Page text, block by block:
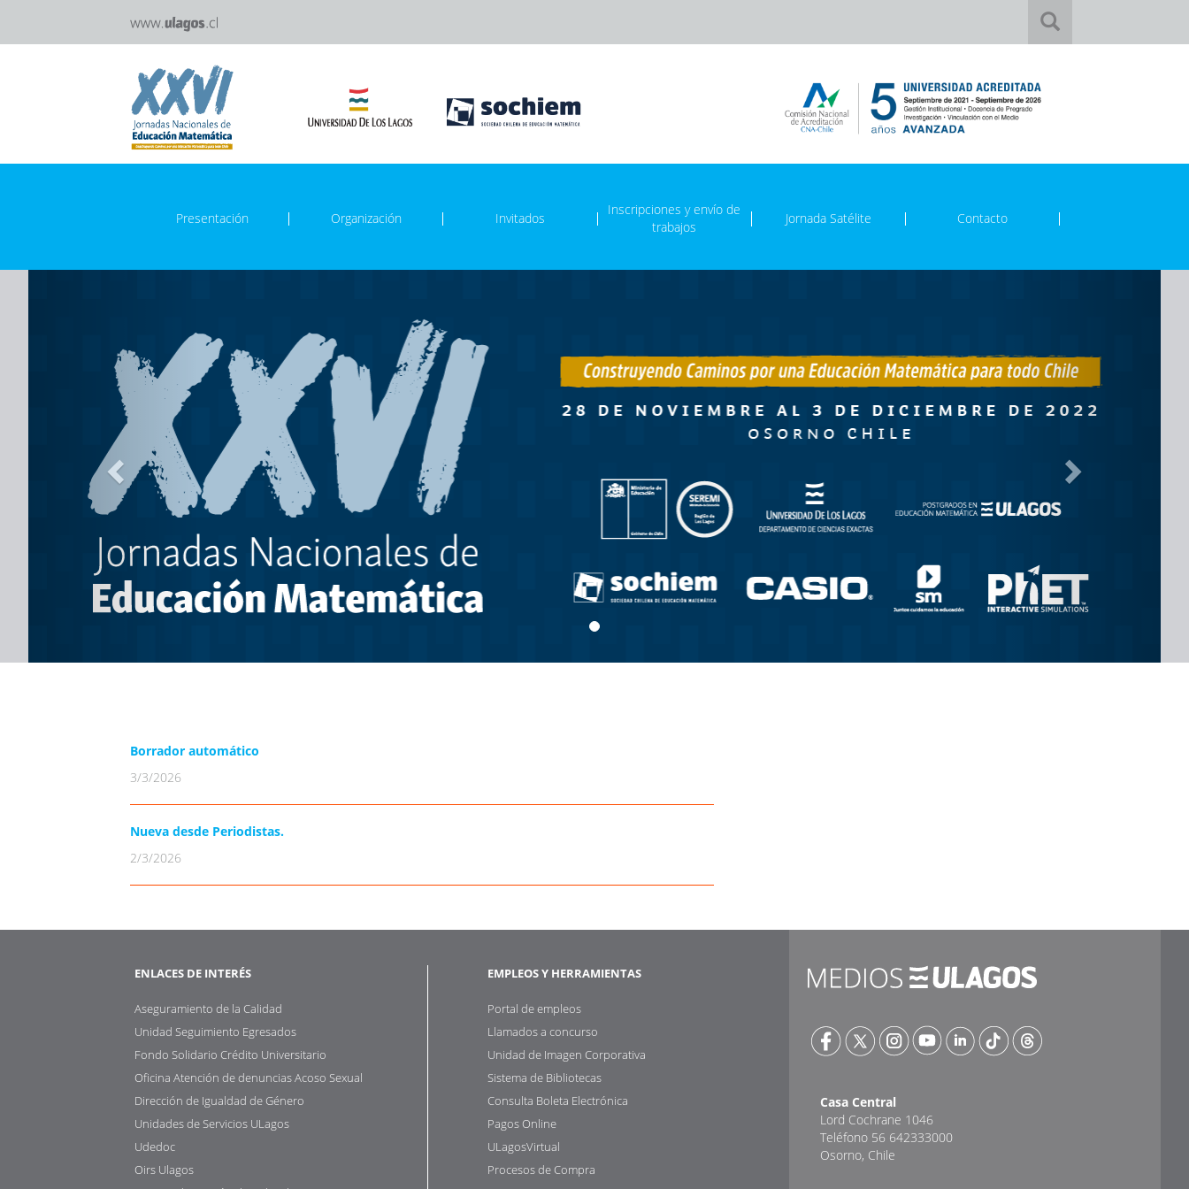
Presentación Organización Invitados
Inscripciones y envío de
trabajos
Jornada Satélite Contacto
Borrador automático
3/3/2026
Nueva desde Periodistas.
2/3/2026
ENLACES DE INTERÉS
Aseguramiento de la Calidad
Unidad Seguimiento Egresados
Fondo Solidario Crédito Universitario
Oficina Atención de denuncias Acoso Sexual
Dirección de Igualdad de Género
Unidades de Servicios ULagos
Udedoc
Oirs Ulagos
EMPLEOS Y HERRAMIENTAS
Portal de empleos
Llamados a concurso
Unidad de Imagen Corporativa
Sistema de Bibliotecas
Consulta Boleta Electrónica
Pagos Online
ULagosVirtual
Procesos de Compra
Casa Central
Lord Cochrane 1046
Teléfono 56 642333000
Osorno, Chile